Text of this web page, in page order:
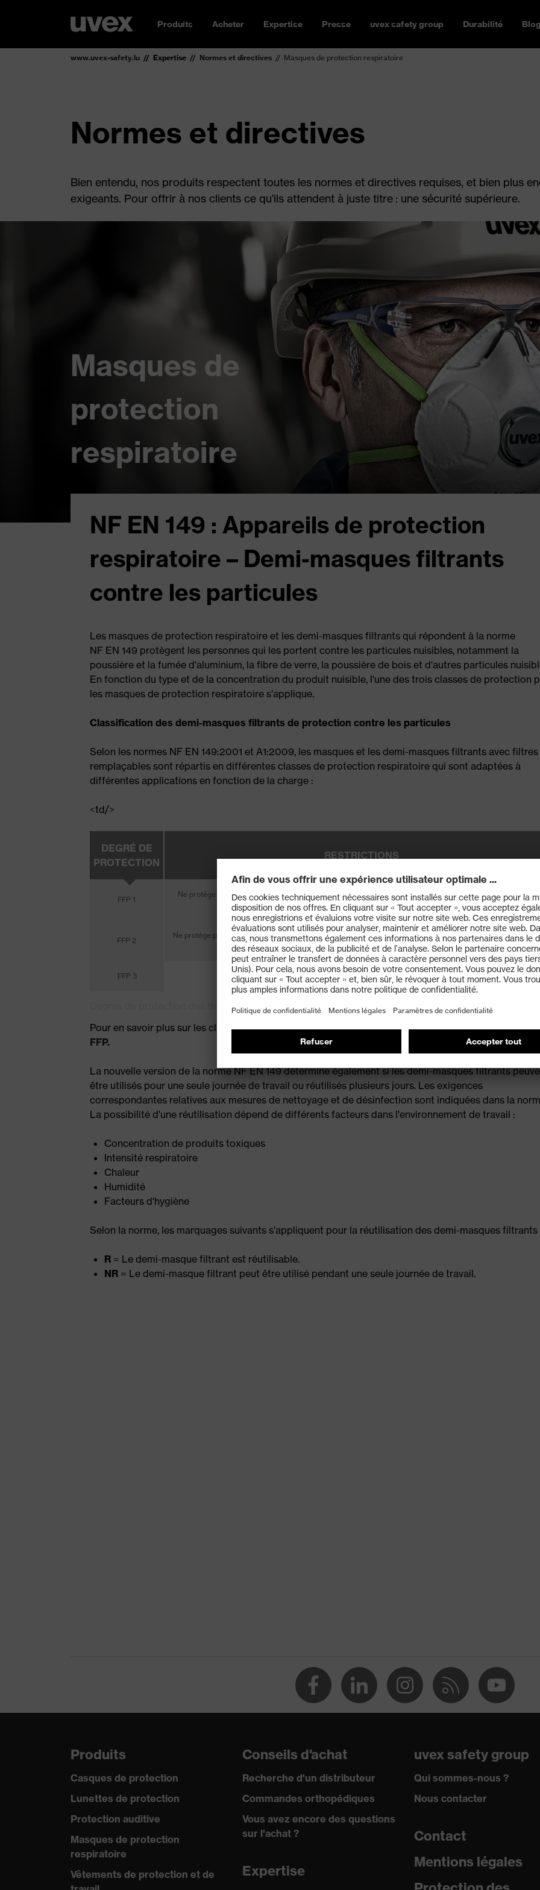
Produits Acheter Expertise Presse uvex safety group Durabilité
www.uvex-safety.lu Expertise Normes et directives Masques de protection respiratoire
Normes et directives
Bien entendu, nos produits respectent toutes les normes et directives requises, et bien plus
exigeants. Pour offrir à nos clients ce qu'ils attendent à juste titre : une sécurité supérieure.
Masques de
protection
respiratoire
NF EN 149 : Appareils de protection
respiratoire – Demi-masques filtrants
contre les particules
Les masques de protection respiratoire et les demi-masques filtrants qui répondent à la norme
NF EN 149 protègent les personnes qui les portent contre les particules nuisibles, notamment la
poussière et la fumée d'aluminium, la fibre de verre, la poussière de bois et d'autres particules
En fonction du type et de la concentration du produit nuisible, l'une des trois classes de protection
les masques de protection respiratoire s'applique.
Classification des demi-masques filtrants de protection contre les particules
Selon les normes NF EN 149:2001 et A1:2009, les masques et les demi-masques filtrants avec filtres
remplaçables sont répartis en différentes classes de protection respiratoire qui sont adaptées à
différentes applications en fonction de la charge :
<td/>
Degrés de protection des demi-masques filtrants de protection contre les particules
DEGRÉ DE
PROTECTION
RESTRICTIONS
FFP 1
Ne protège pas contre les particules de substances cancérigènes et radioactives, ainsi que contre les
biologiques en suspension dans l'air des groupes de risque 2 et 3 et les enzymes
FFP 2
Ne protège pas contre les particules de substances radioactives, ainsi que les agents biologiques en
dans l'air du groupe de risque 3 et les enzymes
FFP 3
Pour en savoir plus sur les classes de protection respiratoire, consultez la page dédiée aux
FFP.
La nouvelle version de la norme NF EN 149 détermine également si les demi-masques filtrants
être utilisés pour une seule journée de travail ou réutilisés plusieurs jours. Les exigences
correspondantes relatives aux mesures de nettoyage et de désinfection sont indiquées dans la
La possibilité d'une réutilisation dépend de différents facteurs dans l'environnement de travail :
Concentration de produits toxiques
Intensité respiratoire
Chaleur
Humidité
Facteurs d'hygiène
Selon la norme, les marquages suivants s'appliquent pour la réutilisation des demi-masques filtrants
R = Le demi-masque filtrant est réutilisable.
NR = Le demi-masque filtrant peut être utilisé pendant une seule journée de travail.
Produits
Casques de protection
Lunettes de protection
Protection auditive
Masques de protection
respiratoire
Vêtements de protection et de
Conseils d'achat
Recherche d'un distributeur
Commandes orthopédiques
Vous avez encore des questions
sur l'achat ?
Expertise
uvex safety group
Qui sommes-nous ?
Nous contacter
Contact
Mentions légales